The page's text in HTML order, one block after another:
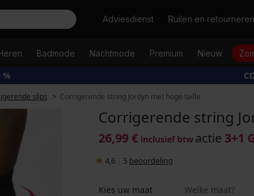
ZoekenAdviesdienst Ruilen en retourneren
Badmode Nachtmode Premium Nieuw
%
slips Corrigerende string Jordyn met hoge taille
Corrigerende string
26,99 € inclusief btw actie 3+1
4,6 5 beoordeling
Kies uw maat
Welke maat?